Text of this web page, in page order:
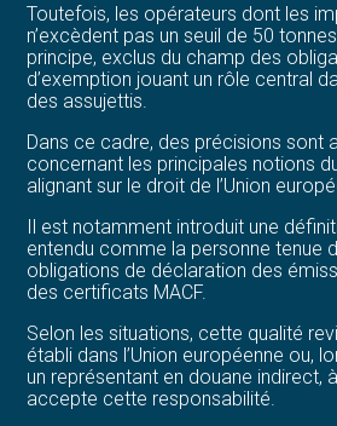
Toutefois, les opérateurs dont les
n’excèdent pas un seuil de 50
principe, exclus du champ des
d’exemption jouant un rôle central
des assujettis.
Dans ce cadre, des précisions sont
concernant les principales notions
alignant sur le droit de l’Union
Il est notamment introduit une
entendu comme la personne tenue
obligations de déclaration des
des certificats MACF.
Selon les situations, cette qualité
établi dans l’Union européenne ou,
un représentant en douane indirect,
accepte cette responsabilité.